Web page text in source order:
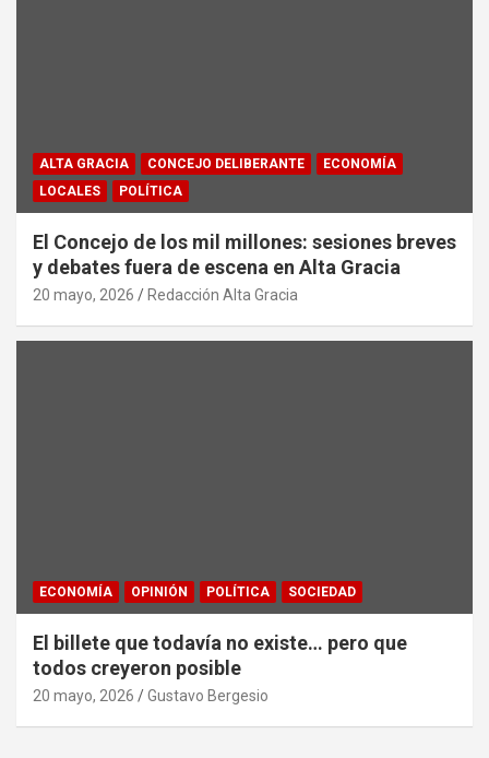
ALTA GRACIA CONCEJO DELIBERANTE
ECONOMÍA
LOCALES
POLÍTICA
El Concejo de los mil millones: sesiones breves
y debates fuera de escena en Alta Gracia
20 mayo, 2026 Redacción Alta Gracia
ECONOMÍA OPINIÓN POLÍTICA SOCIEDAD
El billete que todavía no existe… pero que
todos creyeron posible
20 mayo, 2026 Gustavo Bergesio